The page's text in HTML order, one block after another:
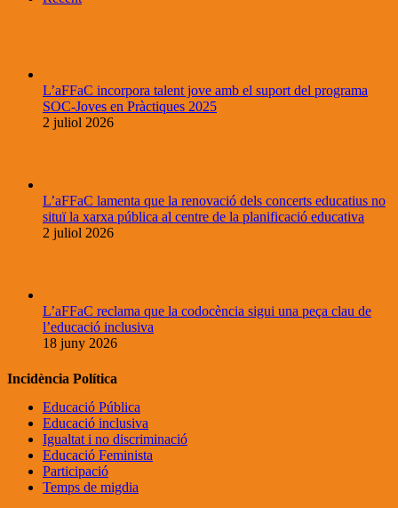
L’aFFaC incorpora talent jove amb el suport del programa
SOC-Joves en Pràctiques 2025
2 juliol 2026
L’aFFaC lamenta que la renovació dels concerts educatius no
situï la xarxa pública al centre de la planificació educativa
2 juliol 2026
L’aFFaC reclama que la codocència sigui una peça clau de
l’educació inclusiva
18 juny 2026
Incidència Política
Educació Pública
Educació inclusiva
Igualtat i no discriminació
Educació Feminista
Participació
Temps de migdia